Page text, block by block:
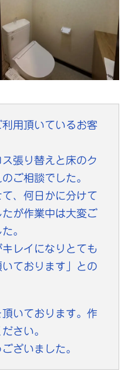
用頂いているお客
張り替えと床のク
ご相談でした。
、何日かに分けて
が作業中は大変ご
。
レイになりとても
ております」との
いております。作
さい。
ざいました。